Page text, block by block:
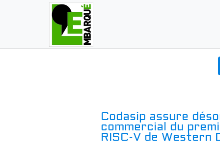
Codasip assure
commercial du
RISC-V de Western